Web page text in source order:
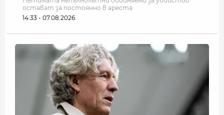
остават за постоянно в ареста
14:33 - 07.08.2026